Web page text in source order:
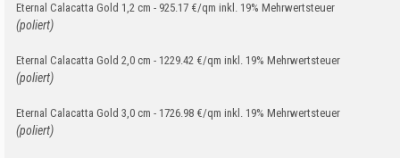
Eternal Calacatta Gold 1,2 cm - 925.17 €/qm inkl. 19% Mehrwertsteuer
(poliert)
Eternal Calacatta Gold 2,0 cm - 1229.42 €/qm inkl. 19% Mehrwertsteuer
(poliert)
Eternal Calacatta Gold 3,0 cm - 1726.98 €/qm inkl. 19% Mehrwertsteuer
(poliert)